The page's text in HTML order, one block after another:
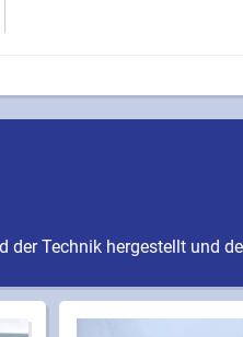
Technik hergestellt und